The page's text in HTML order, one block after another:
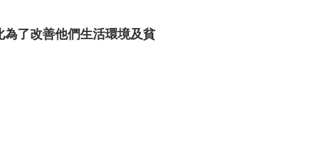
了改善他們生活環境及貧